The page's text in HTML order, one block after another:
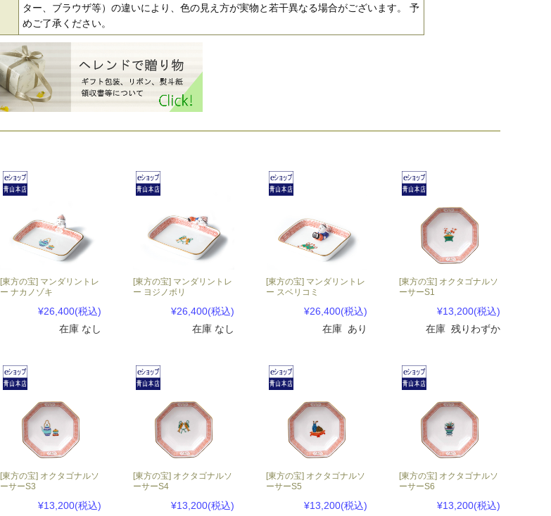
ター、ブラウザ等）の違いにより、色の見え方が実物と若干異なる場合がございます。 予
めご了承ください。
[東方の宝] マンダリントレ
ー ナカノゾキ
¥26,400(税込)
在庫 なし
[東方の宝] マンダリントレ
ー ヨジノボリ
¥26,400(税込)
在庫 なし
[東方の宝] マンダリントレ
ー スベリコミ
¥26,400(税込)
在庫 あり
[東方の宝] オクタゴナルソ
ーサーS1
¥13,200(税込)
在庫 残りわずか
[東方の宝] オクタゴナルソ
ーサーS3
¥13,200(税込)
[東方の宝] オクタゴナルソ
ーサーS4
¥13,200(税込)
[東方の宝] オクタゴナルソ
ーサーS5
¥13,200(税込)
[東方の宝] オクタゴナルソ
ーサーS6
¥13,200(税込)